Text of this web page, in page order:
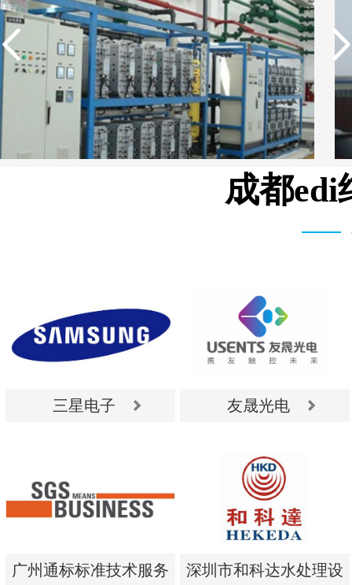
成都edi
三星电子
三星电子
友晟光电
友晟光电
广州通标标准技术服务
深圳市和科达水处理设